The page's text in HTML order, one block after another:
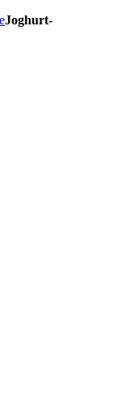
Joghurt-